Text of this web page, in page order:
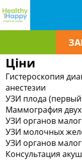
Ціни
Гистероскопия
анестезии
УЗИ плода
Маммография
УЗИ органов
УЗИ молочных
УЗИ органов
Консультация